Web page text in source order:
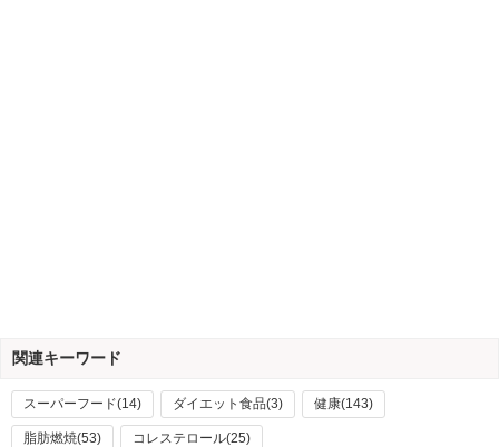
関連キーワード
スーパーフード(14) ダイエット食品(3) 健康(143)
脂肪燃焼(53) コレステロール(25)